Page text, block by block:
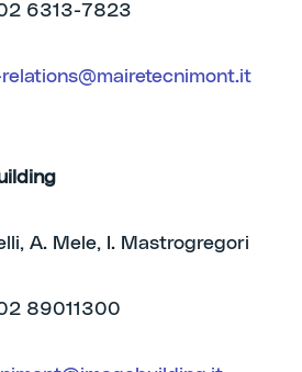
6313-7823
A. Mele, I. Mastrogregori
89011300